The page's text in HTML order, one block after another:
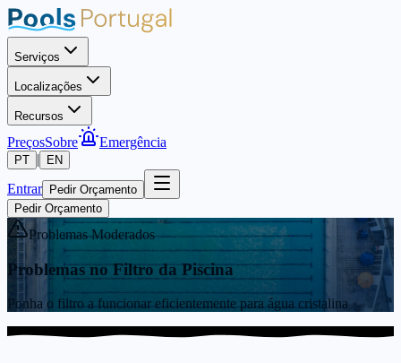
Serviços
Localizações
Recursos
PreçosSobre Emergência
PT | EN
Entrar
Pedir Orçamento
Pedir Orçamento
Problemas Moderados
Problemas no Filtro da Piscina
Ponha o filtro a funcionar eficientemente para água cristalina